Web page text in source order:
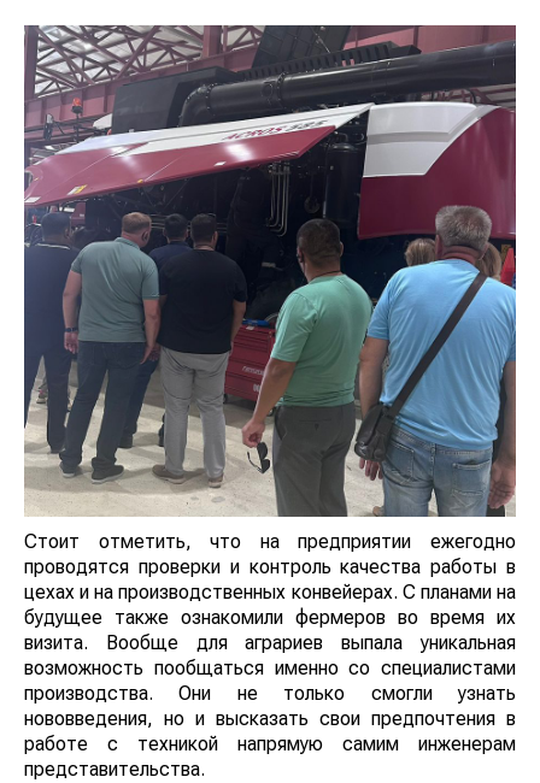
Стоит отметить, что на предприятии ежегодно
проводятся проверки и контроль качества работы в
цехах и на производственных конвейерах. С планами на
будущее также ознакомили фермеров во время их
визита. Вообще для аграриев выпала уникальная
возможность пообщаться именно со специалистами
производства. Они не только смогли узнать
нововведения, но и высказать свои предпочтения в
работе с техникой напрямую самим инженерам
представительства.